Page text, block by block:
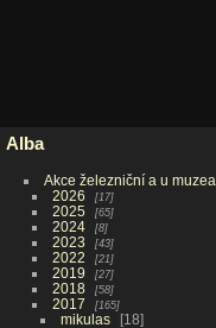
Alba
Akce železniční a u muzea
2026 17
2025 65
2024 8
2023 43
2022 21
2019 27
2018 58
2017 165
mikulas
18